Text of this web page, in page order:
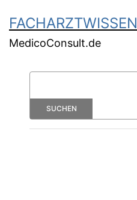
FACHARZTWISSEN
MedicoConsult.de